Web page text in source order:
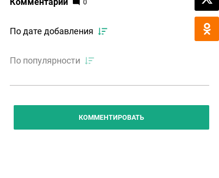
0
По дате добавления
По популярности
КОММЕНТИРОВАТЬ